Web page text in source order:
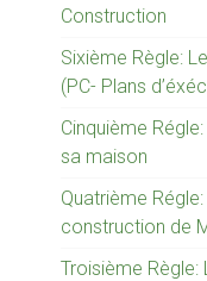
Construction
Sixième Règle:
(PC- Plans
Cinquième
sa maison
Quatrième
construction de
Troisième